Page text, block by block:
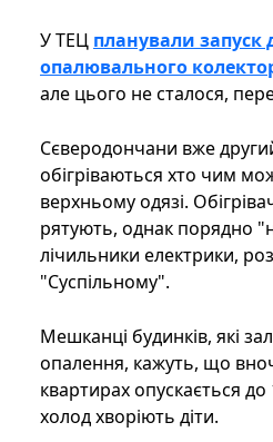
У ТЕЦ планували запуск
опалювального
але цього не сталося,
Сєверодончани вже
обігріваються хто чим
верхньому одязі.
рятують, однак порядно
лічильники електрики,
"Суспільному".
Мешканці будинків, які
опалення, кажуть, що
квартирах опускається до
холод хворіють діти.